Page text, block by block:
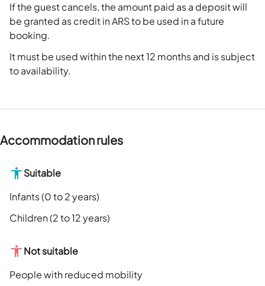
If the guest cancels, the amount paid as a deposit will
be granted as credit in ARS to be used in a future
booking.
It must be used within the next 12 months and is subject
to availability.
Accommodation rules
Suitable
Infants (0 to 2 years)
Children (2 to 12 years)
Not suitable
People with reduced mobility